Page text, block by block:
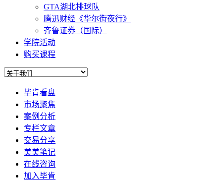
GTA湖北排球队
腾迅财经《华尔街夜行》
齐鲁证券（国际）
学院活动
购买课程
毕肯看盘
市场聚焦
案例分析
专栏文章
交易分享
美美笔记
在线咨询
加入毕肯